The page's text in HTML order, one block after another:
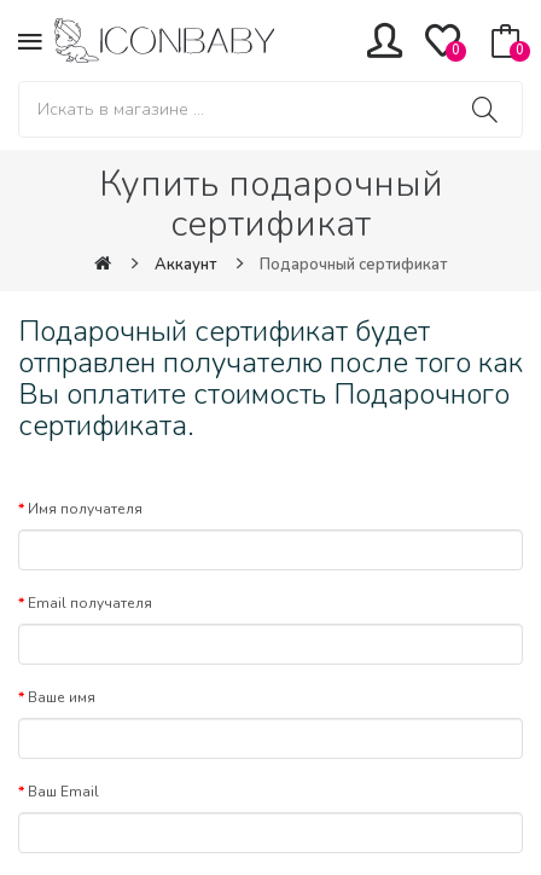
0 0
Купить подарочный
сертификат
Аккаунт Подарочный сертификат
Подарочный сертификат будет
отправлен получателю после того как
Вы оплатите стоимость Подарочного
сертификата.
Имя получателя
Email получателя
Ваше имя
Ваш Email